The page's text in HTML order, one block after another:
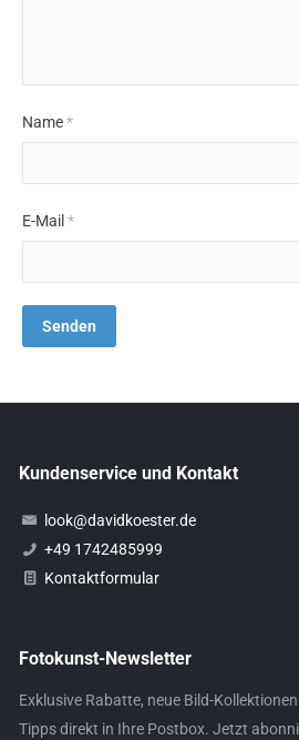
Name*
E-Mail *
Kundenservice und Kontakt
look@davidkoester.de
+49 1742485999
Kontaktformular
Fotokunst-Newsletter
Exklusive Rabatte, neue Bild-
Tipps direkt in Ihre Postbox. Jetzt